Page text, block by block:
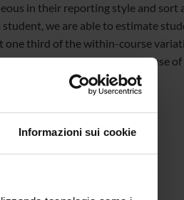
Informazioni sui cookie
in their reporting style and sort
we are able to estimate
third of the within-course
Our results question the use of